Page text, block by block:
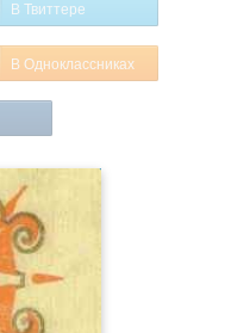
В Твиттере
В Одноклассниках